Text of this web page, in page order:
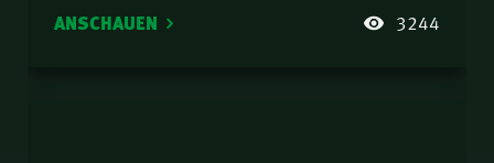
ANSCHAUEN 3244